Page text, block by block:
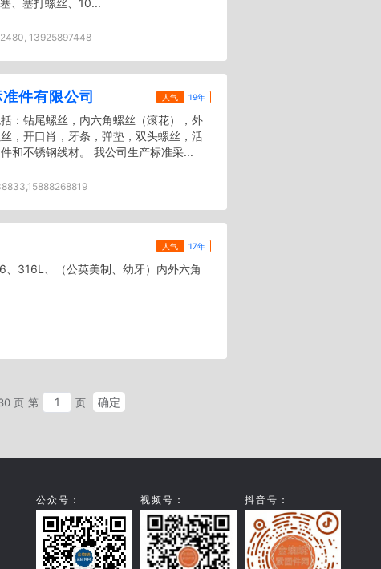
、塞打螺丝、10...
13925897448
件有限公司 人气 19年
：钻尾螺丝，内六角螺丝（滚花），外
，开口肖，牙条，弹垫，双头螺丝，活
和不锈钢线材。 我公司生产标准采...
人气 17年
316L、（公英美制、幼牙）内外六角
页 第 页 确定
公众号： 视频号： 抖音号：